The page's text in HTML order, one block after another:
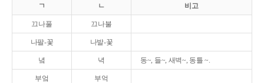
ㄱ ㄴ 비고
끄나풀 끄나불
나팔-꽃 나발-꽃
녘 녁 동~, 들~, 새벽~, 동틀 ~.
부엌 부억